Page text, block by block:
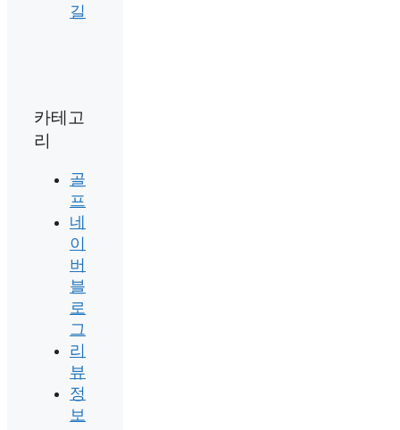
길
카테고
리
골
프
네
이
버
블
로
그
리
뷰
정
보